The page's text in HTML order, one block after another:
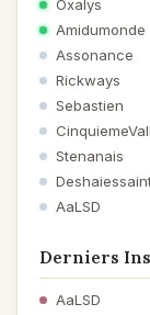
Oxalys
Amidumonde
Assonance
Rickways
Sebastien
Stenanais
AaLSD
Derniers
AaLSD